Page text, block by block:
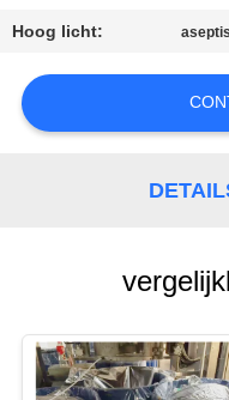
NIEUWS
GEVALLEN
SITEMAP
Hoog licht: